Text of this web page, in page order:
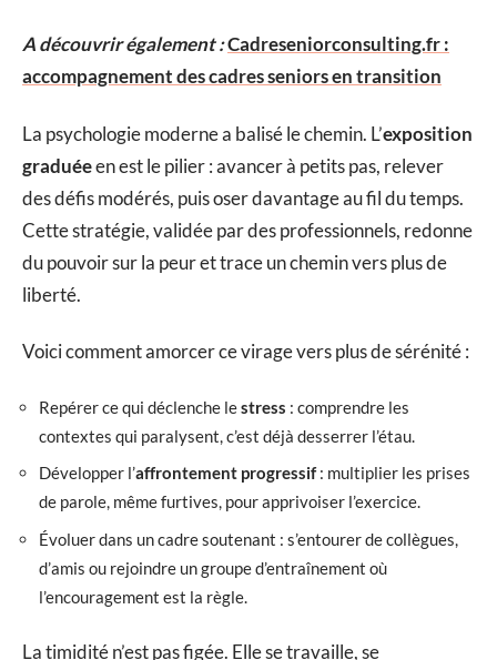
A découvrir également :Cadreseniorconsulting.fr :
accompagnement des cadres seniors en transition
La psychologie moderne a balisé le chemin. L’exposition
graduéeen est le pilier : avancer à petits pas, relever
des défis modérés, puis oser davantage au fil du temps.
Cette stratégie, validée par des professionnels, redonne
du pouvoir sur la peur et trace un chemin vers plus de
liberté.
Voici comment amorcer ce virage vers plus de sérénité :
Repérer ce qui déclenche lestress : comprendre les
contextes qui paralysent, c’est déjà desserrer l’étau.
Développer l’affrontement progressif: multiplier les prises
de parole, même furtives, pour apprivoiser l’exercice.
Évoluer dans un cadre soutenant : s’entourer de collègues,
d’amis ou rejoindre un groupe d’entraînement où
l’encouragement est la règle.
La timidité n’est pas figée. Elle se travaille, se